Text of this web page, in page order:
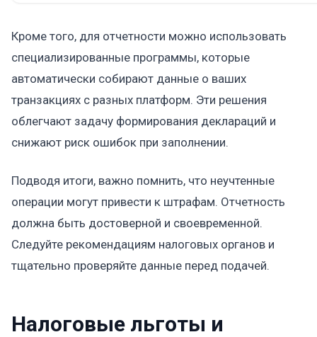
Кроме того, для отчетности можно использовать
специализированные программы, которые
автоматически собирают данные о ваших
транзакциях с разных платформ. Эти решения
облегчают задачу формирования деклараций и
снижают риск ошибок при заполнении.
Подводя итоги, важно помнить, что неучтенные
операции могут привести к штрафам. Отчетность
должна быть достоверной и своевременной.
Следуйте рекомендациям налоговых органов и
тщательно проверяйте данные перед подачей.
Налоговые льготы и